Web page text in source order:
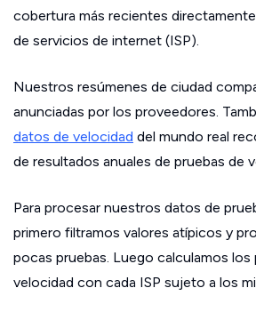
cobertura más recientes
de servicios de internet (ISP).
Nuestros resúmenes de ciudad
anunciadas por los proveedores.
datos de velocidad del mundo real
de resultados anuales de pruebas de
Para procesar nuestros datos de
primero filtramos valores atípicos y
pocas pruebas. Luego calculamos los
velocidad con cada ISP sujeto a los